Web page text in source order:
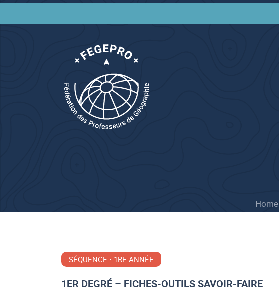
Home
SÉQUENCE • 1RE ANNÉE
1ER DEGRÉ – FICHES-OUTILS SAVOIR-FAIRE